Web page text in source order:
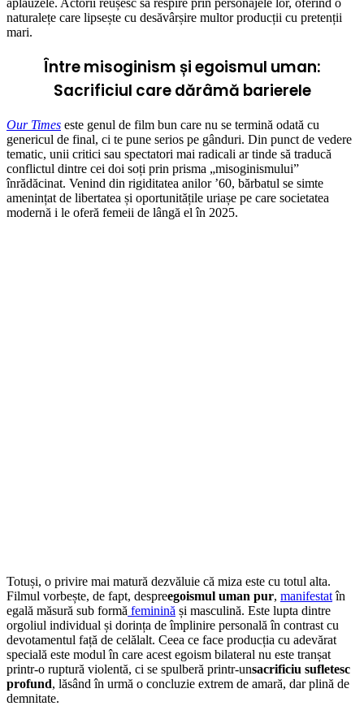
aplauzele. Actorii reușesc să respire prin personajele lor, oferind o
naturalețe care lipsește cu desăvârșire multor producții cu pretenții
mari.
Între misoginism și egoismul uman:
Sacrificiul care dărâmă barierele
Our Times este genul de film bun care nu se termină odată cu
genericul de final, ci te pune serios pe gânduri. Din punct de vedere
tematic, unii critici sau spectatori mai radicali ar tinde să traducă
conflictul dintre cei doi soți prin prisma „misoginismului”
înrădăcinat. Venind din rigiditatea anilor ’60, bărbatul se simte
amenințat de libertatea și oportunitățile uriașe pe care societatea
modernă i le oferă femeii de lângă el în 2025.
Totuși, o privire mai matură dezvăluie că miza este cu totul alta.
Filmul vorbește, de fapt, despreegoismul uman pur, manifestatîn
egală măsură sub formă feminină și masculină. Este lupta dintre
orgoliul individual și dorința de împlinire personală în contrast cu
devotamentul față de celălalt. Ceea ce face producția cu adevărat
specială este modul în care acest egoism bilateral nu este tranșat
printr-o ruptură violentă, ci se spulberă printr-unsacrificiu sufletesc
profund, lăsând în urmă o concluzie extrem de amară, dar plină de
demnitate.